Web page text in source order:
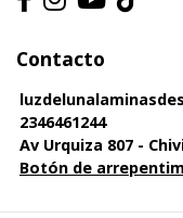
Contacto
2346461244
Av Urquiza 807 -
Botón de